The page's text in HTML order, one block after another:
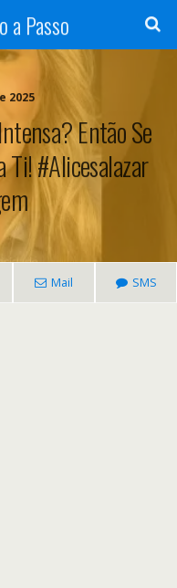
a Passo
2025
Então Se
Ti! #alicesalazar
Mail SMS